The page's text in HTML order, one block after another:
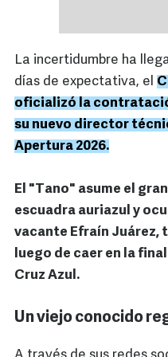
La incertidumbre ha
días de expectativa, el
oficializó la
su nuevo director
Apertura 2026.
El "Tano" asume el
escuadra auriazul y
vacante Efraín Juárez,
luego de caer en la
Cruz Azul.
Un viejo conocido